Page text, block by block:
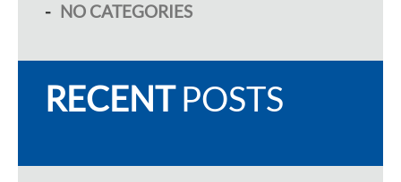
NO CATEGORIES
RECENTPOSTS